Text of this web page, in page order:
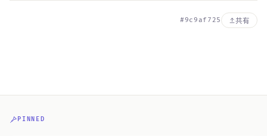
#9c9af725 共有
PINNED